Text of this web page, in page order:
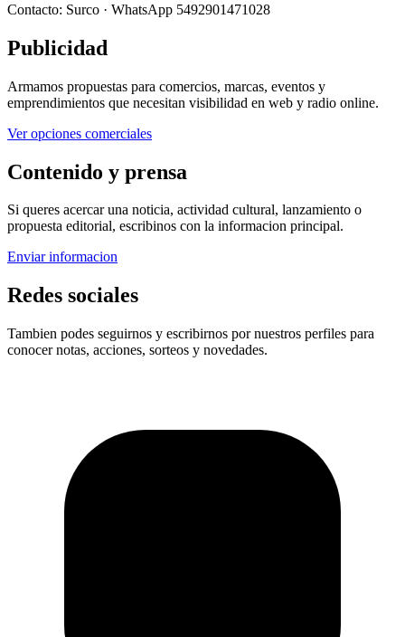
Contacto: Surco · WhatsApp 5492901471028
Publicidad
Armamos propuestas para comercios, marcas, eventos y
emprendimientos que necesitan visibilidad en web y radio online.
Ver opciones comerciales
Contenido y prensa
Si queres acercar una noticia, actividad cultural, lanzamiento o
propuesta editorial, escribinos con la informacion principal.
Enviar informacion
Redes sociales
Tambien podes seguirnos y escribirnos por nuestros perfiles para
conocer notas, acciones, sorteos y novedades.